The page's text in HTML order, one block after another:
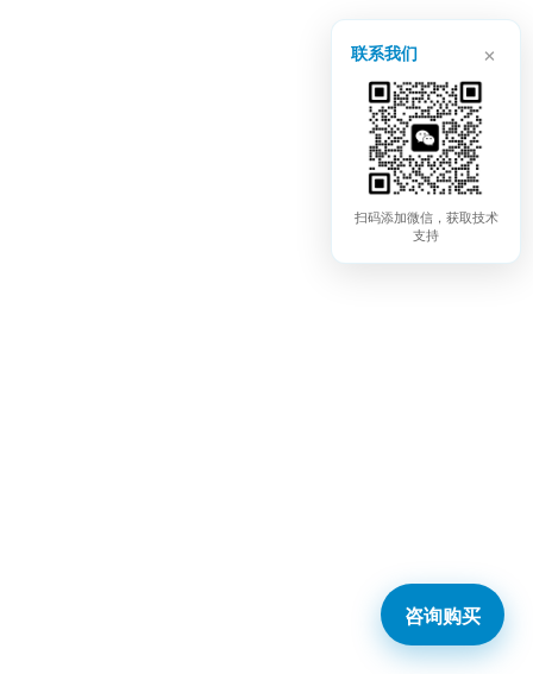
联系我们 ×
扫码添加微信，获取技术
支持
咨询购买